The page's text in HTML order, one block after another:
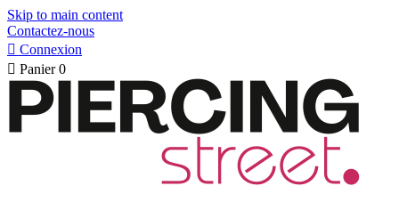
Skip to main content
Contactez-nous
 Connexion
 Panier 0